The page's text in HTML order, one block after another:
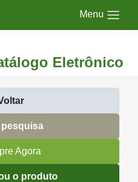
Menu
Eletrônico
pesquisa
Agora
o produto